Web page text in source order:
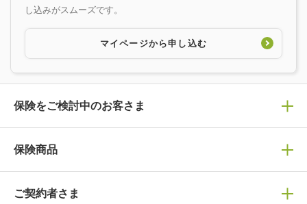
し込みがスムーズです。
マイページから申し込む
保険をご検討中のお客さま
保険の選び方
保険選びで迷っている方はチェック！
保険商品
保険商品一覧
ご契約者さま